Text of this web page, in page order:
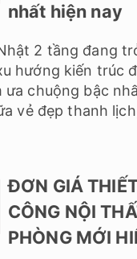
nhất hiện nay
2 tầng đang
hướng kiến trúc
ưa chuộng bậc
vẻ đẹp thanh
ĐƠN GIÁ
CÔNG NỘI
PHÒNG MỚI